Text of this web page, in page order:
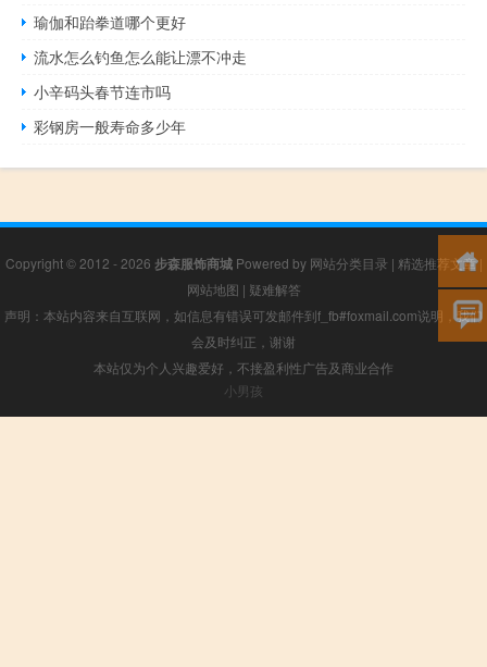
瑜伽和跆拳道哪个更好
流水怎么钓鱼怎么能让漂不冲走
小辛码头春节连市吗
彩钢房一般寿命多少年
Copyright © 2012 - 2026 步森服饰商城Powered by 网站分类目录 | 精选推荐文章|
网站地图 | 疑难解答
声明：本站内容来自互联网，如信息有错误可发邮件到f_fb#foxmail.com说明，我们
会及时纠正，谢谢
本站仅为个人兴趣爱好，不接盈利性广告及商业合作
小男孩